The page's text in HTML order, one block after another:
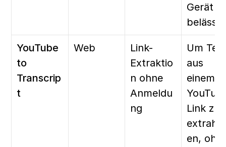
Gerät
belässt.
YouTube
to
Transcrip
t
Web
Link-
Extraktio
n ohne
Anmeldu
ng
Um
aus
einem
Link zu
en,